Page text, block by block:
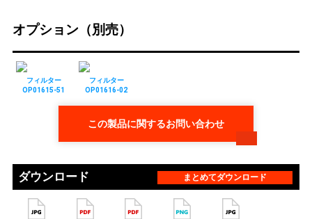
オプション（別売）
フィルター
OP01615-51
フィルター
OP01616-02
この製品に関するお問い合わせ
ダウンロード まとめてダウンロード